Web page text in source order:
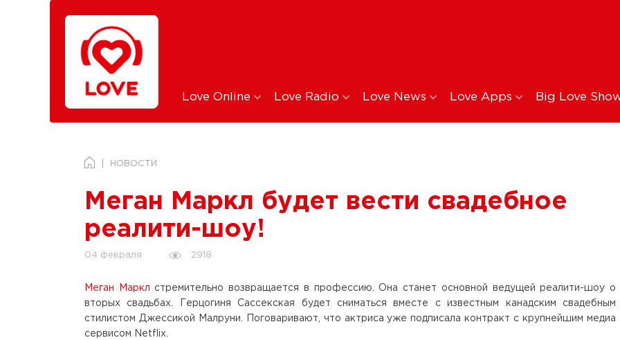
Love Online Love Radio Love News Love Apps Big Love
НОВОСТИ
Меган Маркл будет вести свадебное
реалити-шоу!
04 февраля 2918
Меган Маркл стремительно возвращается в профессию. Она станет основной ведущей реалити-шоу о
вторых свадьбах. Герцогиня Сассекская будет сниматься вместе с известным канадским свадебным
стилистом Джессикой Малруни. Поговаривают, что актриса уже подписала контракт с крупнейшим медиа
сервисом Netflix.